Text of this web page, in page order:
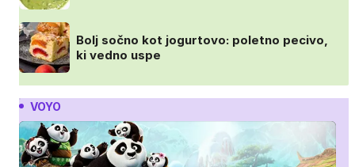
Bolj sočno kot jogurtovo: poletno pecivo,
ki vedno uspe
VOYO